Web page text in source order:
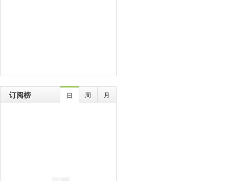
订阅榜 日 周 月